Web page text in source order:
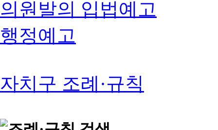
의원발의 입법예고
행정예고
자치구 조례·규칙